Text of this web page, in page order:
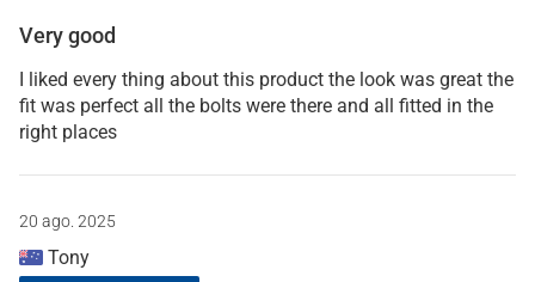
Very good
I liked every thing about this product the look was great the
fit was perfect all the bolts were there and all fitted in the
right places
20 ago. 2025
Tony